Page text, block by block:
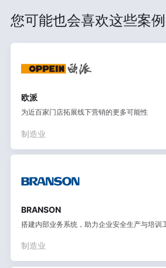
您可能也会喜欢这些案例
欧派
为近百家门店拓展线下营销的更多可能性
制造业
BRANSON
搭建内部业务系统，助力企业安全生产与培训
制造业